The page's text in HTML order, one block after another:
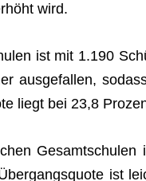
wird.
ist mit 1.190
aus­ge­fal­len,
liegt bei 23,8
ist